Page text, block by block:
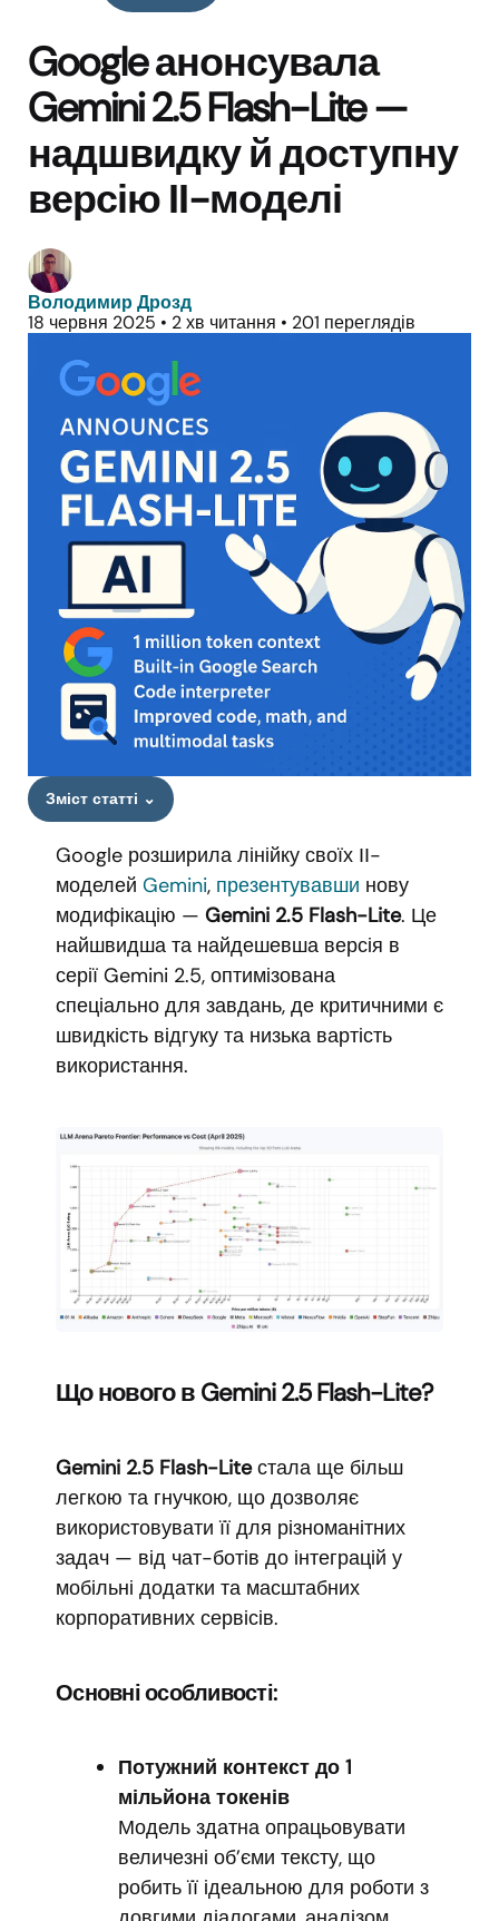
Google анонсувала
Gemini 2.5 Flash-Lite —
надшвидку й доступну
версію ІІ-моделі
Володимир Дрозд
18 червня 2025 • 2 хв читання • 201 переглядів
Зміст статті ⌄
Google розширила лінійку своїх ІІ-
моделей Gemini, презентувавши нову
модифікацію — Gemini 2.5 Flash-Lite. Це
найшвидша та найдешевша версія в
серії Gemini 2.5, оптимізована
спеціально для завдань, де критичними є
швидкість відгуку та низька вартість
використання.
Що нового в Gemini 2.5 Flash-Lite?
Gemini 2.5 Flash-Liteстала ще більш
легкою та гнучкою, що дозволяє
використовувати її для різноманітних
задач — від чат-ботів до інтеграцій у
мобільні додатки та масштабних
корпоративних сервісів.
Основні особливості:
Потужний контекст до 1
мільйона токенів
Модель здатна опрацьовувати
величезні об’єми тексту, що
робить її ідеальною для роботи з